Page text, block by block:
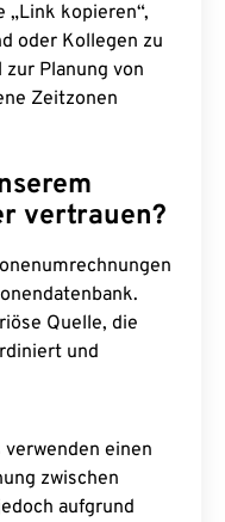
„Link kopieren“,
oder Kollegen zu
Planung von
Zeitzonen
vertrauen?
Quelle, die
und
einen
zwischen
aufgrund